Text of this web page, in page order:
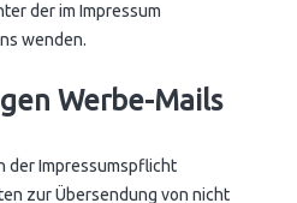
der im Impressum
wenden.
Werbe-Mails
der Impressumspflicht
zur Übersendung von nicht